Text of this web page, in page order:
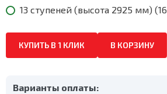
13 ступеней (высота 2925 мм) (
КУПИТЬ В 1 КЛИК В КОРЗИНУ
Варианты оплаты: